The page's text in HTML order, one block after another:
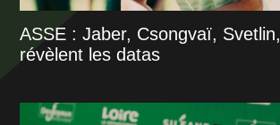
ASSE : Jaber, Csongvaï,
révèlent les datas